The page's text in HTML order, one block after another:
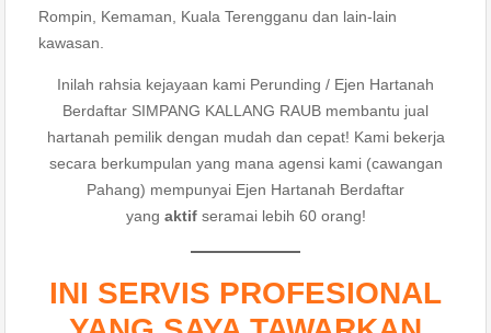
Rompin, Kemaman, Kuala Terengganu dan lain-lain
kawasan.
Inilah rahsia kejayaan kami Perunding / Ejen Hartanah
Berdaftar SIMPANG KALLANG RAUB membantu jual
hartanah pemilik dengan mudah dan cepat! Kami bekerja
secara berkumpulan yang mana agensi kami (cawangan
Pahang) mempunyai Ejen Hartanah Berdaftar
yang aktifseramai lebih 60 orang!
INI SERVIS PROFESIONAL